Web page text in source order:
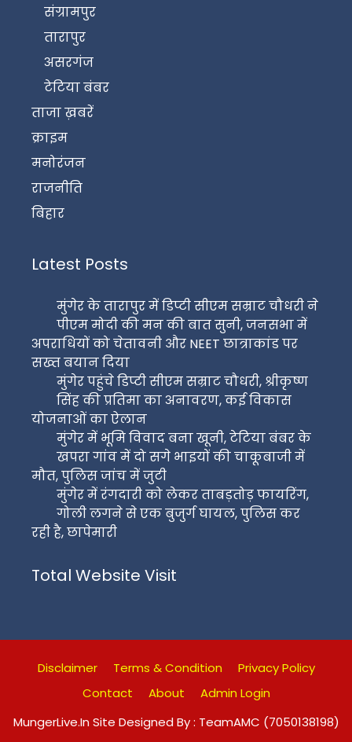
संग्रामपुर
तारापुर
असरगंज
टेटिया बंबर
ताजा ख़बरें
क्राइम
मनोरंजन
राजनीति
बिहार
Latest Posts
मुंगेर के तारापुर में डिप्टी सीएम सम्राट चौधरी ने
पीएम मोदी की मन की बात सुनी, जनसभा में
अपराधियों को चेतावनी और NEET छात्राकांड पर
सख्त बयान दिया
मुंगेर पहुंचे डिप्टी सीएम सम्राट चौधरी, श्रीकृष्ण
सिंह की प्रतिमा का अनावरण, कई विकास
योजनाओं का ऐलान
मुंगेर में भूमि विवाद बना खूनी, टेटिया बंबर के
खपरा गांव में दो सगे भाइयों की चाकूबाजी में
मौत, पुलिस जांच में जुटी
मुंगेर में रंगदारी को लेकर ताबड़तोड़ फायरिंग,
गोली लगने से एक बुजुर्ग घायल, पुलिस कर
रही है, छापेमारी
Total Website Visit
Disclaimer Terms & Condition
Privacy Policy
Contact
About
Admin Login
MungerLive.In Site Designed By : TeamAMC (7050138198)